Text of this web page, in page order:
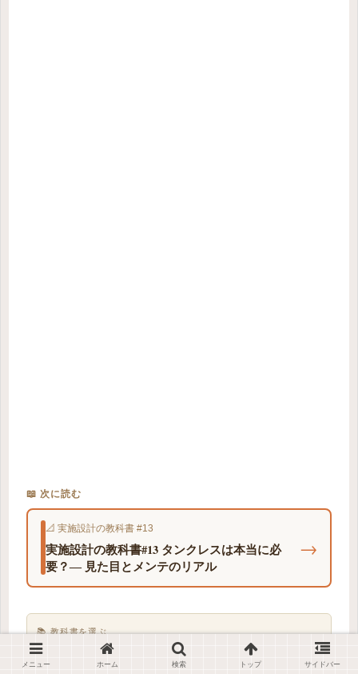
📖 次に読む
📐 実施設計の教科書 #13
実施設計の教科書#13 タンクレスは本当に必
要？― 見た目とメンテのリアル
→
📚 教科書を選ぶ
メニュー ホーム 検索 トップ サイドバー